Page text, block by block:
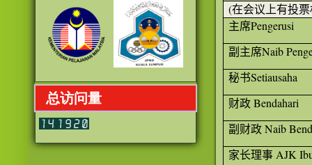
(在会议上有投
主席Pengerusi
副主席Naib
秘书Setiausaha
财政Bendahari
副财政Naib
家长理事 AJK
总访问量